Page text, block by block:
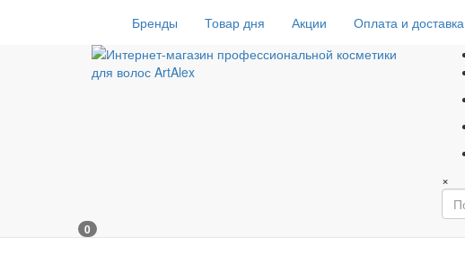
Бренды Товар дня Акции Оплата и доставка
×
0